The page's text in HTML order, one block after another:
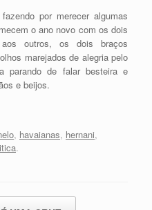
por merecer algumas
o ano novo com os dois
outros, os dois braços
marejados de alegria pelo
parando de falar besteira e
e beijos.
, havaianas, hernani,
.